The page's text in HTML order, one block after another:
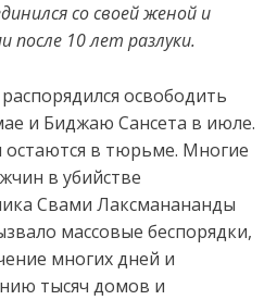
со своей женой и
после 10 лет разлуки.
освободить
и Биджаю Сансета в июле.
остаются в тюрьме. Многие
в убийстве
Свами Лаксманананды
массовые беспорядки,
многих дней и
тысяч домов и